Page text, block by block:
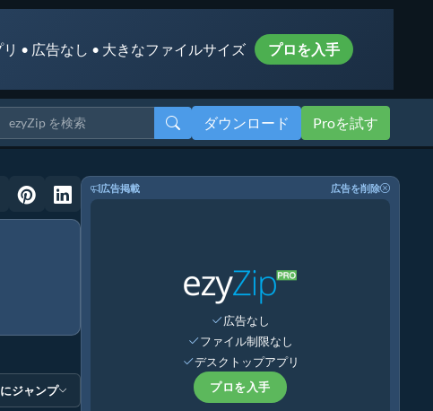
• 広告なし • 大きなファイルサイズ プロを入手
ダウンロード Proを試す
ジャンプ
広告掲載 広告を削除
広告なし
ファイル制限なし
デスクトップアプリ
プロを入手